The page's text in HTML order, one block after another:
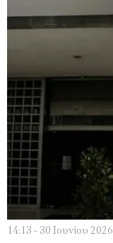
14:13 - 30 Ιουνίου 2026